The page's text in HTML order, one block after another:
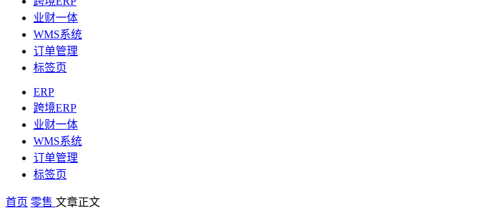
业财一体
WMS系统
订单管理
标签页
ERP
跨境ERP
业财一体
WMS系统
订单管理
标签页
首页 零售 文章正文